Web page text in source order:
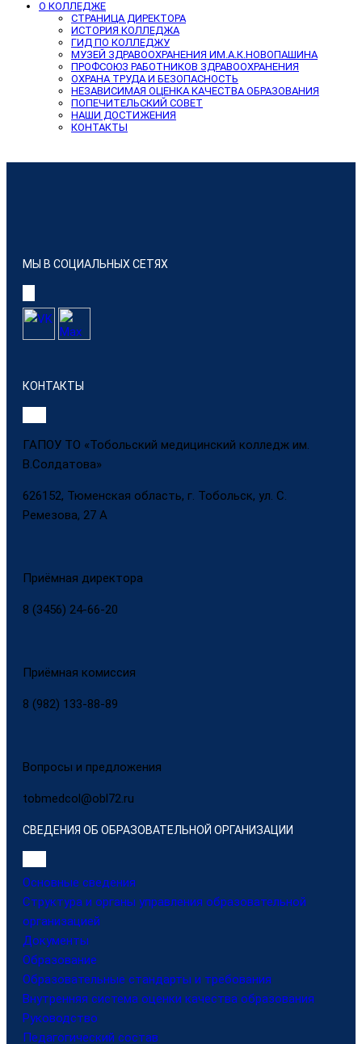
О КОЛЛЕДЖЕ
СТРАНИЦА ДИРЕКТОРА
ИСТОРИЯ КОЛЛЕДЖА
ГИД ПО КОЛЛЕДЖУ
МУЗЕЙ ЗДРАВООХРАНЕНИЯ ИМ.А.К.НОВОПАШИНА
ПРОФСОЮЗ РАБОТНИКОВ ЗДРАВООХРАНЕНИЯ
ОХРАНА ТРУДА И БЕЗОПАСНОСТЬ
НЕЗАВИСИМАЯ ОЦЕНКА КАЧЕСТВА ОБРАЗОВАНИЯ
ПОПЕЧИТЕЛЬСКИЙ СОВЕТ
НАШИ ДОСТИЖЕНИЯ
КОНТАКТЫ
МЫ В СОЦИАЛЬНЫХ СЕТЯХ
КОНТАКТЫ
ГАПОУ ТО «Тобольский медицинский колледж им.
В.Солдатова»
626152, Тюменская область, г. Тобольск, ул. С.
Ремезова, 27 А
Приёмная директора
8 (3456) 24-66-20
Приёмная комиссия
8 (982) 133-88-89
Вопросы и предложения
tobmedcol@obl72.ru
СВЕДЕНИЯ ОБ ОБРАЗОВАТЕЛЬНОЙ ОРГАНИЗАЦИИ
Основные сведения
Структура и органы управления образовательной
организацией
Документы
Образование
Образовательные стандарты и требования
Внутренняя система оценки качества образования
Руководство
Педагогический состав